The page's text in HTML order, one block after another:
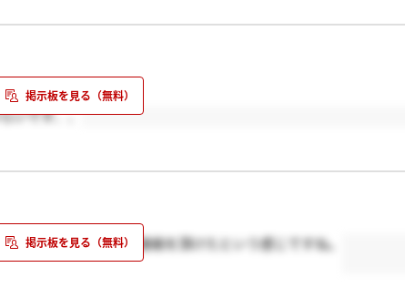
いです、、
たみたいで、早めに連絡を頂けたという感じですね。